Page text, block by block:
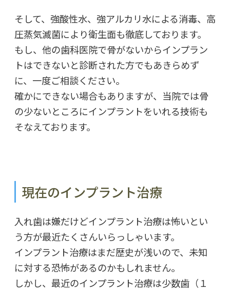
そして、強酸性水、強アルカリ水による消毒、高
圧蒸気滅菌により衛生面も徹底しております。
もし、他の歯科医院で骨がないからインプラン
トはできないと診断された方でもあきらめず
に、一度ご相談ください。
確かにできない場合もありますが、当院では骨
の少ないところにインプラントをいれる技術も
そなえております。
現在のインプラント治療
入れ歯は嫌だけどインプラント治療は怖いとい
う方が最近たくさんいらっしゃいます。
インプラント治療はまだ歴史が浅いので、未知
に対する恐怖があるのかもしれません。
しかし、最近のインプラント治療は少数歯（１